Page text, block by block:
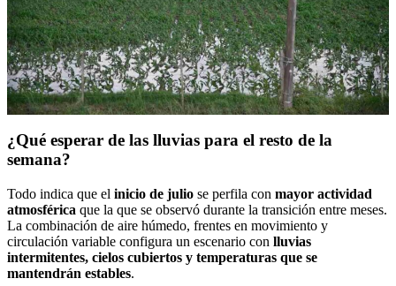
¿Qué esperar de las lluvias para el resto de la
semana?
Todo indica que el inicio de julio se perfila con mayor actividad
atmosférica que la que se observó durante la transición entre meses.
La combinación de aire húmedo, frentes en movimiento y
circulación variable configura un escenario con lluvias
intermitentes, cielos cubiertos y temperaturas que se
mantendrán estables.